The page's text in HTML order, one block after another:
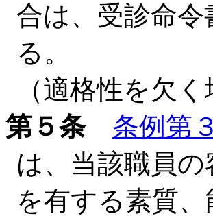
合は、受診命令
る。
（適格性を欠く
第５条
条例第
は、当該職員
を有する素質